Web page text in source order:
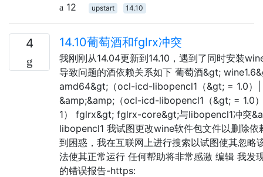
12
upstart 14.10
4 14.10葡萄酒和fglrx冲突
我刚刚从14.04更新到14.10，遇到了同时安装
导致问题的酒依赖关系如下 葡萄酒&gt;
amd64&gt;（ocl-icd-libopencl1（&gt; = 1.0）
&amp;&amp;（ocl-icd-libopencl1（&gt; = 1.0
1） fglrx&gt; fglrx-core&gt;与libopencl1冲突
libopencl1 我试图更改wine软件包文件以删除依
到困惑，我在互联网上进行搜索以试图使其忽略
法使其正常运行 任何帮助将非常感激 编辑 我发
的错误报告-https: